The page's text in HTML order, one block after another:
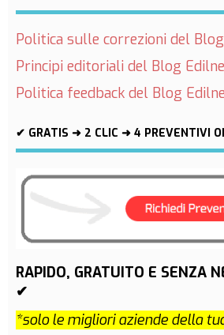
Politica sulle correzioni del
Principi editoriali del Blog
Politica feedback del Blog
✔ GRATIS ➜ 2 CLIC ➜ 4 PREVENTIVI
RAPIDO, GRATUITO E SENZA
✔
*solo le migliori aziende della